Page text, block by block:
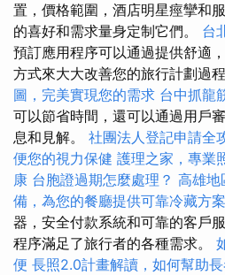
置，價格範圍，酒店明星痙攣和
的喜好和需求量身定制它們。 台
預訂應用程序可以通過提供舒適
方式來大大改善您的旅行計劃過程
圖，完美實現您的需求 台中抓龍
可以節省時間，還可以通過用戶
息和見解。 社團法人登記申請全
便您的視力保健 護理之家，專業
康 台胞證過期怎麼處理？ 高雄地
備，為您的餐廳提供可靠冷藏方案
器，安全付款系統和可靠的客戶
程序滿足了旅行者的各種需求。
便 長照2.0計畫解讀，如何幫助